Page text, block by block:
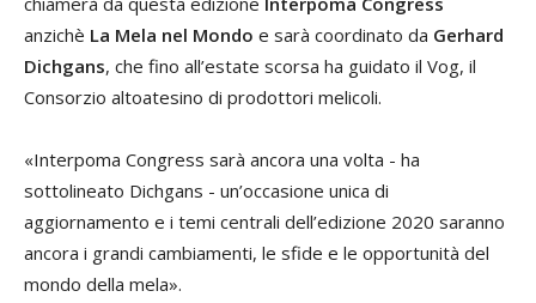
anzichè La Mela nel Mondo e sarà coordinato da Gerhard
Dichgans, che fino all’estate scorsa ha guidato il Vog, il
Consorzio altoatesino di prodottori melicoli.
«Interpoma Congress sarà ancora una volta - ha
sottolineato Dichgans - un’occasione unica di
aggiornamento e i temi centrali dell’edizione 2020 saranno
ancora i grandi cambiamenti, le sfide e le opportunità del
mondo della mela».